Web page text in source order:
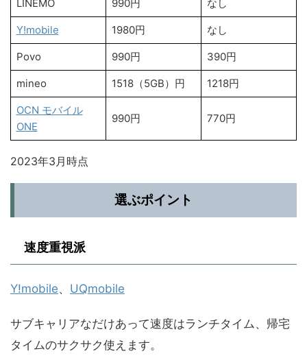
LINEMO 990円 なし
Y!mobile 1980円 なし
Povo 990円 390円
mineo 1518（5GB）円 1218円
OCN モバイル
ONE
990円 770円
2023年3月時点
選ぶポイント
速度重視派
Y!mobile、 UQmobile
サブキャリアなだけあって速度はランチタイム、帰宅
タイムのサクサク使えます。